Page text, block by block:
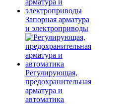
Запорная арматура
и электроприводы
Регулирующая,
предохранительная
арматура и
автоматика